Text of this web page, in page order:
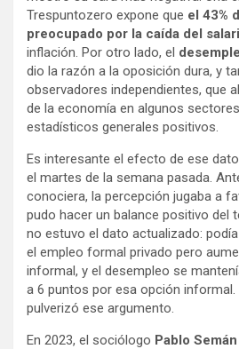
Trespuntozero expone que el 43%
preocupado por la caída del
inflación. Por otro lado, el
dio la razón a la oposición dura, y
observadores independientes, que
de la economía en algunos
estadísticos generales positivos.
Es interesante el efecto de ese
el martes de la semana pasada.
conociera, la percepción jugaba a
pudo hacer un balance positivo del
no estuvo el dato actualizado:
el empleo formal privado pero
informal, y el desempleo se
a 6 puntos por esa opción informal.
pulverizó ese argumento.
En 2023, el sociólogo Pablo Semán